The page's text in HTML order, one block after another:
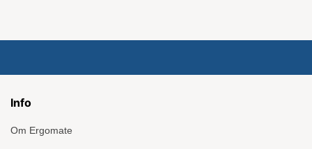
Info
Om Ergomate